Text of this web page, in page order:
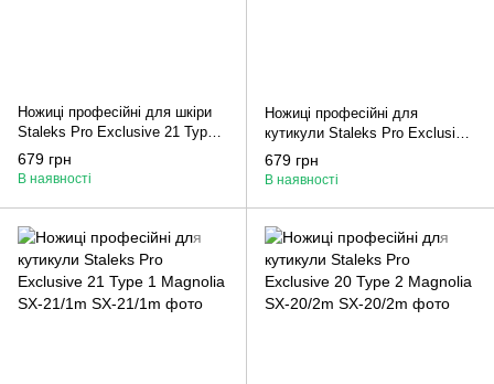
Ножиці професійні для шкіри
Staleks Pro Exclusive 21 Type 2
Magnolia SX-21/2m
679 грн
В наявності
Ножиці професійні для
кутикули Staleks Pro Exclusive
22 Type 2 Magnolia SX-22/2m
679 грн
В наявності